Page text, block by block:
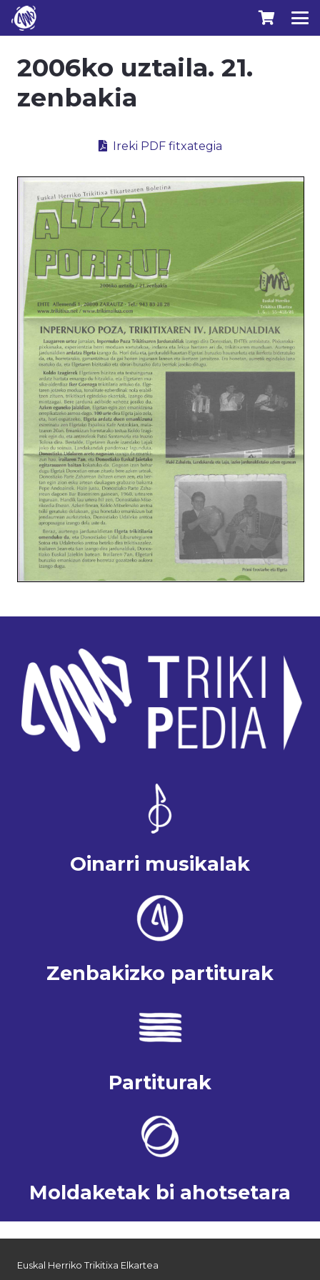
2006ko uztaila. 21.
zenbakia
Ireki PDF fitxategia
Oinarri musikalak
Zenbakizko partiturak
Partiturak
Moldaketak bi ahotsetara
Euskal Herriko Trikitixa Elkartea